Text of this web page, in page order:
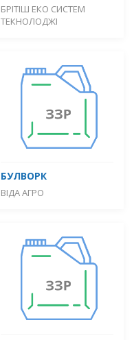
БРІТІШ ЕКО СИСТЕМ
ТЕКНОЛОДЖІ
БУЛВОРК
ВІДА АГРО